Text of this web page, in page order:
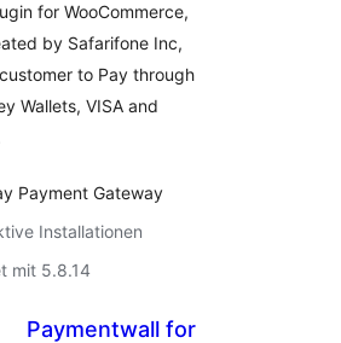
for WooCommerce,
by Safarifone Inc,
to Pay through
Wallets, VISA and
Payment Gateway
Installationen
mit 5.8.14
Paymentwall for